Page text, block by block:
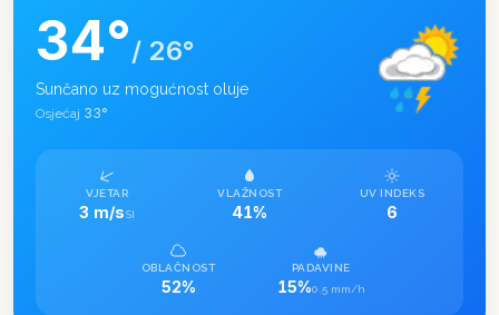
34°/ 26°
Sunčano uz mogućnost oluje
Osjećaj 33°
VJETAR
3 m/sSI
VLAŽNOST
41%
UV INDEKS
6
OBLAČNOST
52%
PADAVINE
15%0.5 mm/h